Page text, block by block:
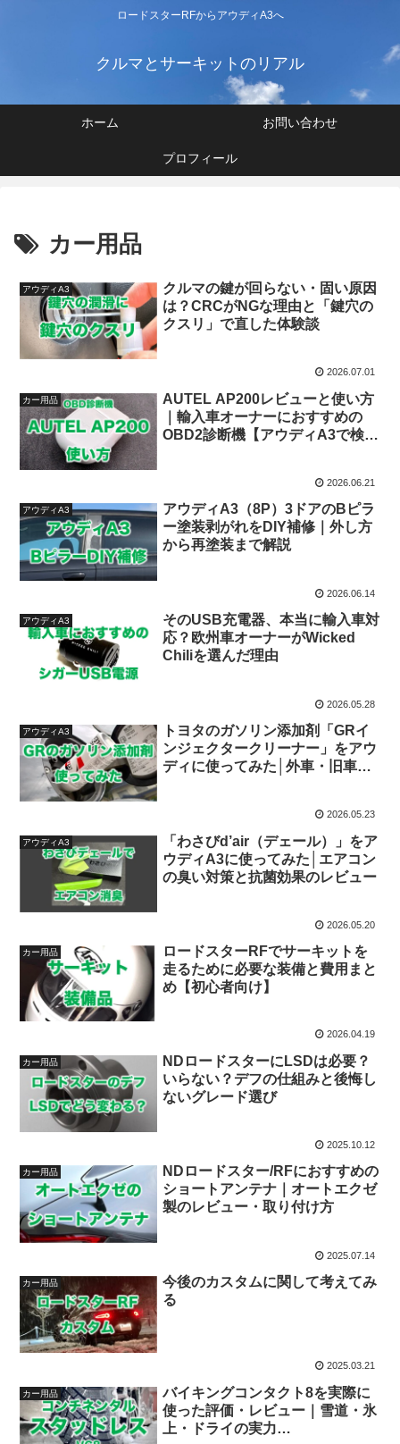
ロードスターRFからアウディA3へ
クルマとサーキットのリアル
ホーム お問い合わせ
プロフィール
カー用品
アウディA3
クルマの鍵が回らない・固い原因
は？CRCがNGな理由と「鍵穴の
クスリ」で直した体験談
2026.07.01
カー用品
AUTEL AP200レビューと使い方
｜輸入車オーナーにおすすめの
OBD2診断機【アウディA3で検
2026.06.21
アウディA3
アウディA3（8P）3ドアのBピラ
ー塗装剥がれをDIY補修｜外し方
から再塗装まで解説
2026.06.14
アウディA3
そのUSB充電器、本当に輸入車対
応？欧州車オーナーがWicked
Chiliを選んだ理由
2026.05.28
アウディA3
トヨタのガソリン添加剤「GRイ
ンジェクタークリーナー」をアウ
ディに使ってみた│外車・旧車に
2026.05.23
アウディA3
「わさびd’air（デェール）」をア
ウディA3に使ってみた│エアコン
の臭い対策と抗菌効果のレビュー
2026.05.20
カー用品
ロードスターRFでサーキットを
走るために必要な装備と費用まと
め【初心者向け】
2026.04.19
カー用品
NDロードスターにLSDは必要？
いらない？デフの仕組みと後悔し
ないグレード選び
2025.10.12
カー用品
NDロードスター/RFにおすすめの
ショートアンテナ｜オートエクゼ
製のレビュー・取り付け方
2025.07.14
カー用品
今後のカスタムに関して考えてみ
る
2025.03.21
カー用品
バイキングコンタクト8を実際に
使った評価・レビュー｜雪道・氷
上・ドライの実力